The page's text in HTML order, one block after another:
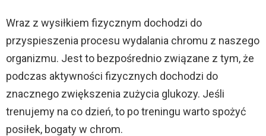
Wraz z wysiłkiem fizycznym dochodzi do
przyspieszenia procesu wydalania chromu z naszego
organizmu. Jest to bezpośrednio związane z tym, że
podczas aktywności fizycznych dochodzi do
znacznego zwiększenia zużycia glukozy. Jeśli
trenujemy na co dzień, to po treningu warto spożyć
posiłek, bogaty w chrom.